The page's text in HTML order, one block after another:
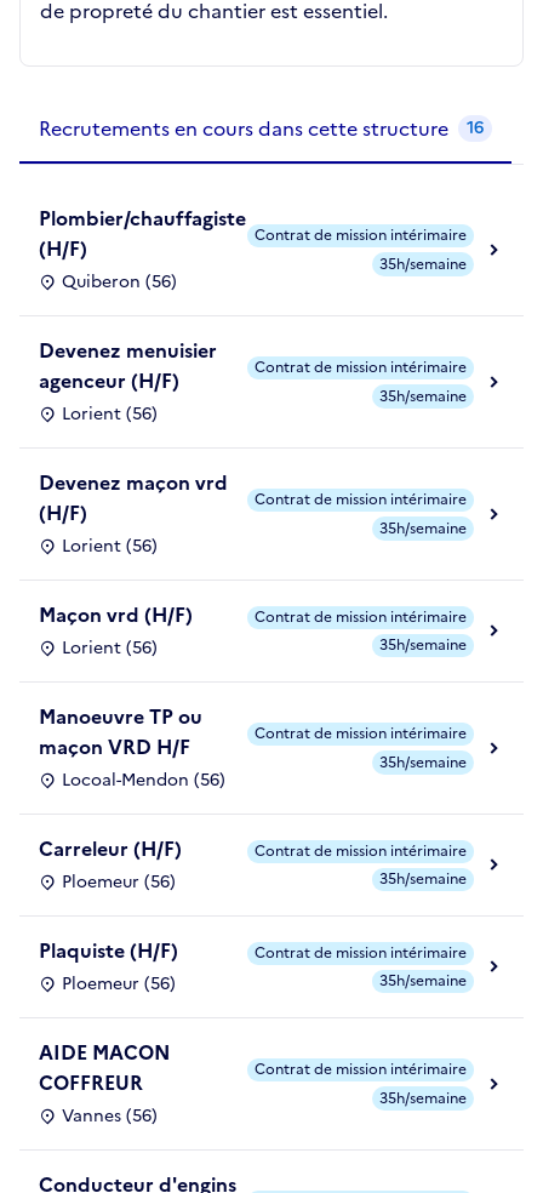
de propreté du chantier est essentiel.
Recrutements en cours dans cette structure 16
Plombier/chauffagiste
(H/F)
Quiberon (56)
Contrat de mission intérimaire
35h/semaine
Devenez menuisier
agenceur (H/F)
Lorient (56)
Contrat de mission intérimaire
35h/semaine
Devenez maçon vrd
(H/F)
Lorient (56)
Contrat de mission intérimaire
35h/semaine
Maçon vrd (H/F)
Lorient (56)
Contrat de mission intérimaire
35h/semaine
Manoeuvre TP ou
maçon VRD H/F
Locoal-Mendon (56)
Contrat de mission intérimaire
35h/semaine
Carreleur (H/F)
Ploemeur (56)
Contrat de mission intérimaire
35h/semaine
Plaquiste (H/F)
Ploemeur (56)
Contrat de mission intérimaire
35h/semaine
AIDE MACON
COFFREUR
Vannes (56)
Contrat de mission intérimaire
35h/semaine
Conducteur d'engins